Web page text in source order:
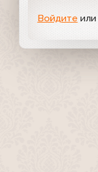
Войдите или